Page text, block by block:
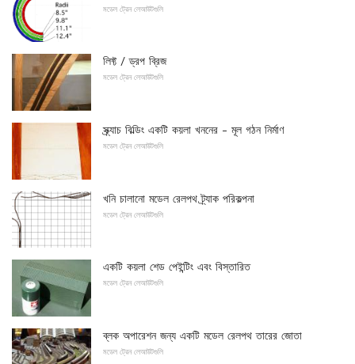
মডেল ট্রেন লেআউটগুলি
লিফ্ট / ড্রপ ব্রিজ
মডেল ট্রেন লেআউটগুলি
স্ক্র্যাচ বিল্ডিং একটি কয়লা খননের - মূল গঠন নির্মাণ
মডেল ট্রেন লেআউটগুলি
খনি চালানো মডেল রেলপথ ট্র্যাক পরিকল্পনা
মডেল ট্রেন লেআউটগুলি
একটি কয়লা শেড পেইন্টিং এবং বিস্তারিত
মডেল ট্রেন লেআউটগুলি
ব্লক অপারেশন জন্য একটি মডেল রেলপথ তারের জোতা
মডেল ট্রেন লেআউটগুলি